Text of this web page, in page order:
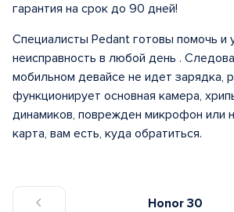
Honor 30
гарантия на срок до 90 дней!
Специалисты Pedant готовы помочь и
неисправность в любой день .
мобильном девайсе не идет зарядка,
функционирует основная камера,
динамиков, поврежден микрофон или
карта, вам есть, куда обратиться.